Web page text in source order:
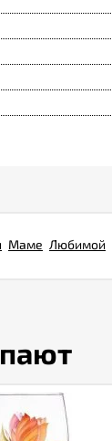
Маме Любимой